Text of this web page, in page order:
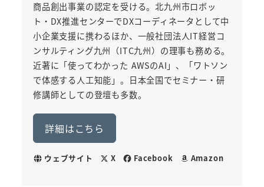
商品創出事業の認定を受ける。北九州市ロボッ
ト・DX推進センターでDXコーディネータとして中
小企業支援に携わるほか、一般社団法人IT経営コ
ンサルティング九州（ITC九州）の理事も務める。
近著に「使ってわかった AWSのAI」、「ワトソン
で体感する人工知能」。日本全国でセミナー・研
修講師としての登壇も多数。
詳細はこちら
ウェブサイト X Facebook Amazon